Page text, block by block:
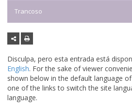
Trancoso
Disculpa, pero esta entrada está
English. For the sake of viewer
shown below in the default language
one of the links to switch the site
language.